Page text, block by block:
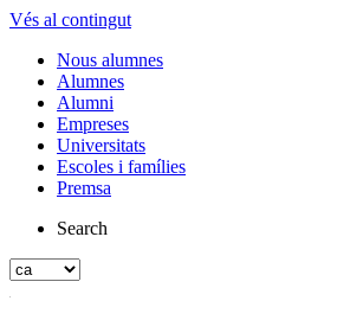
Vés al contingut
Nous alumnes
Alumnes
Alumni
Empreses
Universitats
Escoles i famílies
Premsa
Search